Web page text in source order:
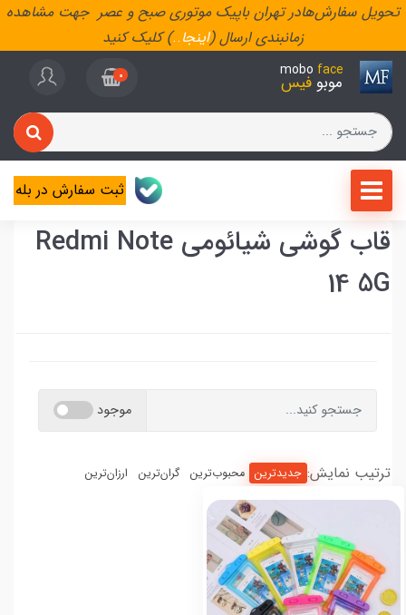
تحویل سفارش‌هادر تهران باپیک موتوری صبح و عصر جهت مشاهده
زمانبندی ارسال (اینجا..) کلیک کنید
mobo face
موبو فیس 0
ثبت سفارش در بله
قاب گوشی شیائومی Redmi Note
14 5G
موجود
ترتیب نمایش: جدیدترین محبوب‌ترین گران‌ترین ارزان‌ترین